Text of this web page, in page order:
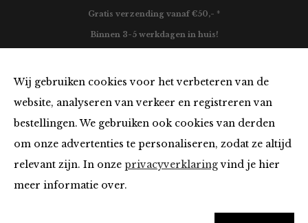
Wij gebruiken cookies voor het verbeteren van de
website, analyseren van verkeer en registreren van
bestellingen. We gebruiken ook cookies van derden
om onze advertenties te personaliseren, zodat ze altijd
relevant zijn. In onze privacyverklaringvind je hier
meer informatie over.
Gratis verzending vanaf €50,- *
Binnen 3-5 werkdagen in huis!
Must Haves